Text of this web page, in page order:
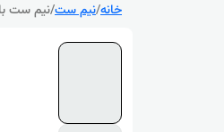
خانه/نیم ست/نیم ست